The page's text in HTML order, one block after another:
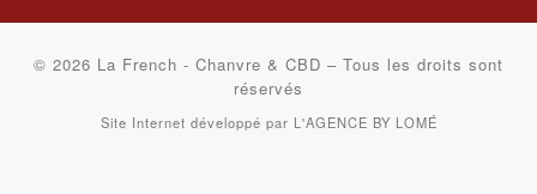
© 2026 La French - Chanvre & CBD – Tous les droits sont
réservés
Site Internet développé par L'AGENCE BY LOMÉ